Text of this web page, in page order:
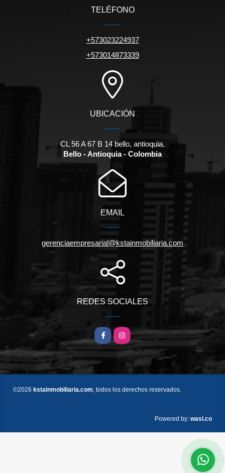
TELÉFONO
+573023224937
+573014873339
UBICACIÓN
CL 56 A 67 B 14 bello, antioquia.
Bello - Antioquia - Colombia
EMAIL
gerenciaempresarial@kstainmobiliaria.com
REDES SOCIALES
FacebookInstagram
©2026 kstainmobiliaria.com, todos los derechos reservados.
Powered by: wasi.co